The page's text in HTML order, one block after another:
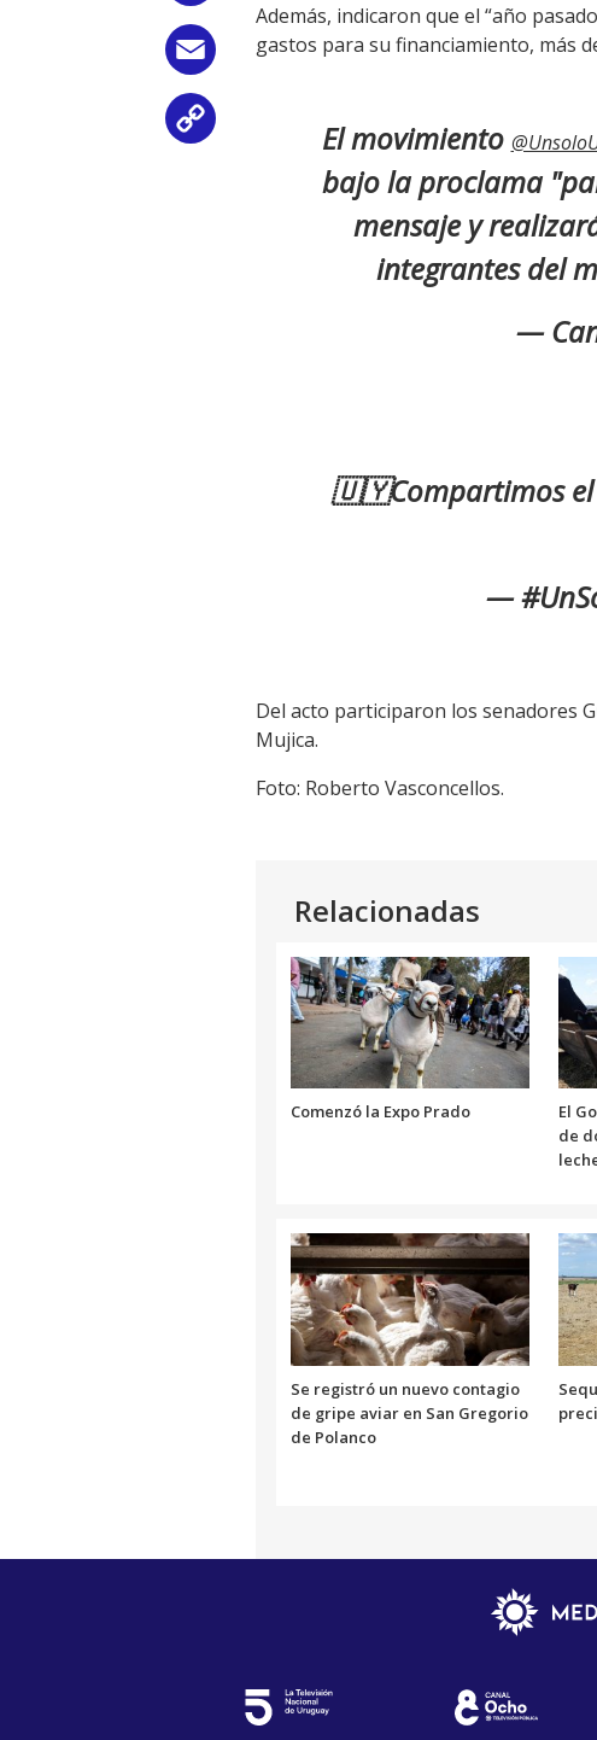
Email
Además, indicaron que el “año
gastos para su financiamiento, más
El movimiento
bajo la proclama
mensaje y
integrantes del
—
🇺🇾Compartimos el
—
Del acto participaron los senadores
Mujica.
Foto: Roberto Vasconcellos.
Relacionadas
Comenzó la Expo Prado
El
de
Se registró un nuevo contagio
de gripe aviar en San Gregorio
de Polanco